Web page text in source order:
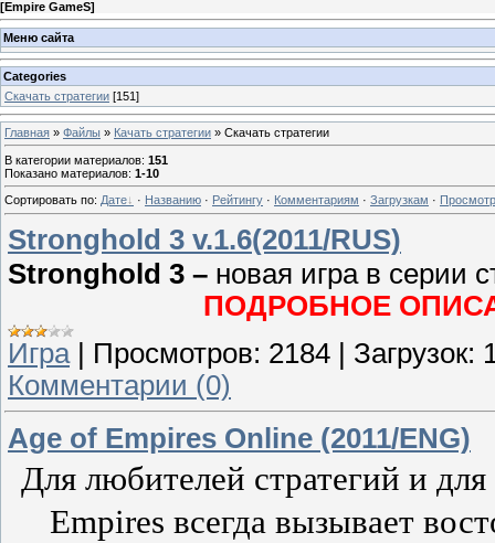
[Empire GameS]
Меню сайта
Categories
Скачать стратегии [151]
Главная » Файлы » Качать стратегии » Скачать стратегии
В категории материалов: 151
Показано материалов: 1-10
Сортировать по: Дате · Названию · Рейтингу · Комментариям · Загрузкам ·
Stronghold 3 v.1.6(2011/RUS)
Stronghold 3 – новая игра в серии
ПОДРОБНОЕ
Игра| Просмотров: 2184 Загрузок:
Комментарии (0)
Age of Empires Online (2011/ENG)
Для любителей стратегий и
Empires всегда вызывает